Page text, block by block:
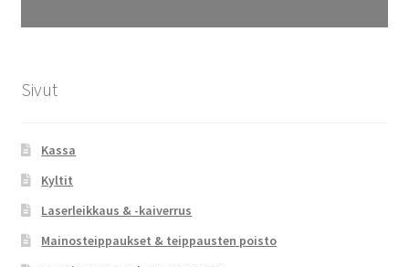
Sivut
Kassa
Kyltit
Laserleikkaus & -kaiverrus
Mainosteippaukset & teippausten poisto